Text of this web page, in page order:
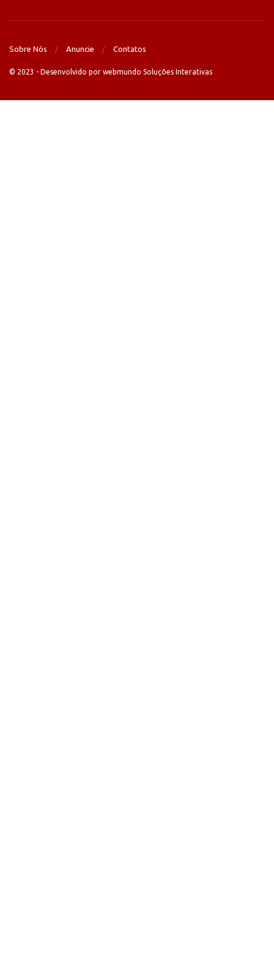
Sobre Nós Anuncie Contatos
© 2023 - Desenvolvido por webmundo Soluções Interativas